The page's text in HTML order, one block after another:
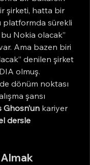
şirketi, hatta bir
platformda sürekli
Nokia olacak”
Ama bazen biri
denilen şirket
olmuş.
dönüm noktası
şansı
Ghosn’un kariyer
dersle